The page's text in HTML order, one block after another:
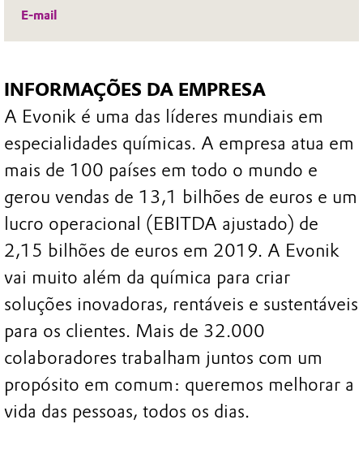
E-mail
INFORMAÇÕES DA EMPRESA
A Evonik é uma das líderes mundiais em
especialidades químicas. A empresa atua em
mais de 100 países em todo o mundo e
gerou vendas de 13,1 bilhões de euros e um
lucro operacional (EBITDA ajustado) de
2,15 bilhões de euros em 2019. A Evonik
vai muito além da química para criar
soluções inovadoras, rentáveis e sustentáveis
para os clientes. Mais de 32.000
colaboradores trabalham juntos com um
propósito em comum: queremos melhorar a
vida das pessoas, todos os dias.